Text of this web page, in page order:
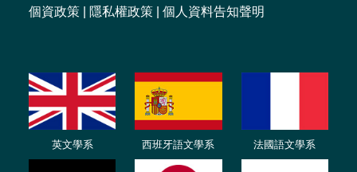
個資政策 隱私權政策 個人資料告知聲明
英文學系 西班牙語文學系 法國語文學系